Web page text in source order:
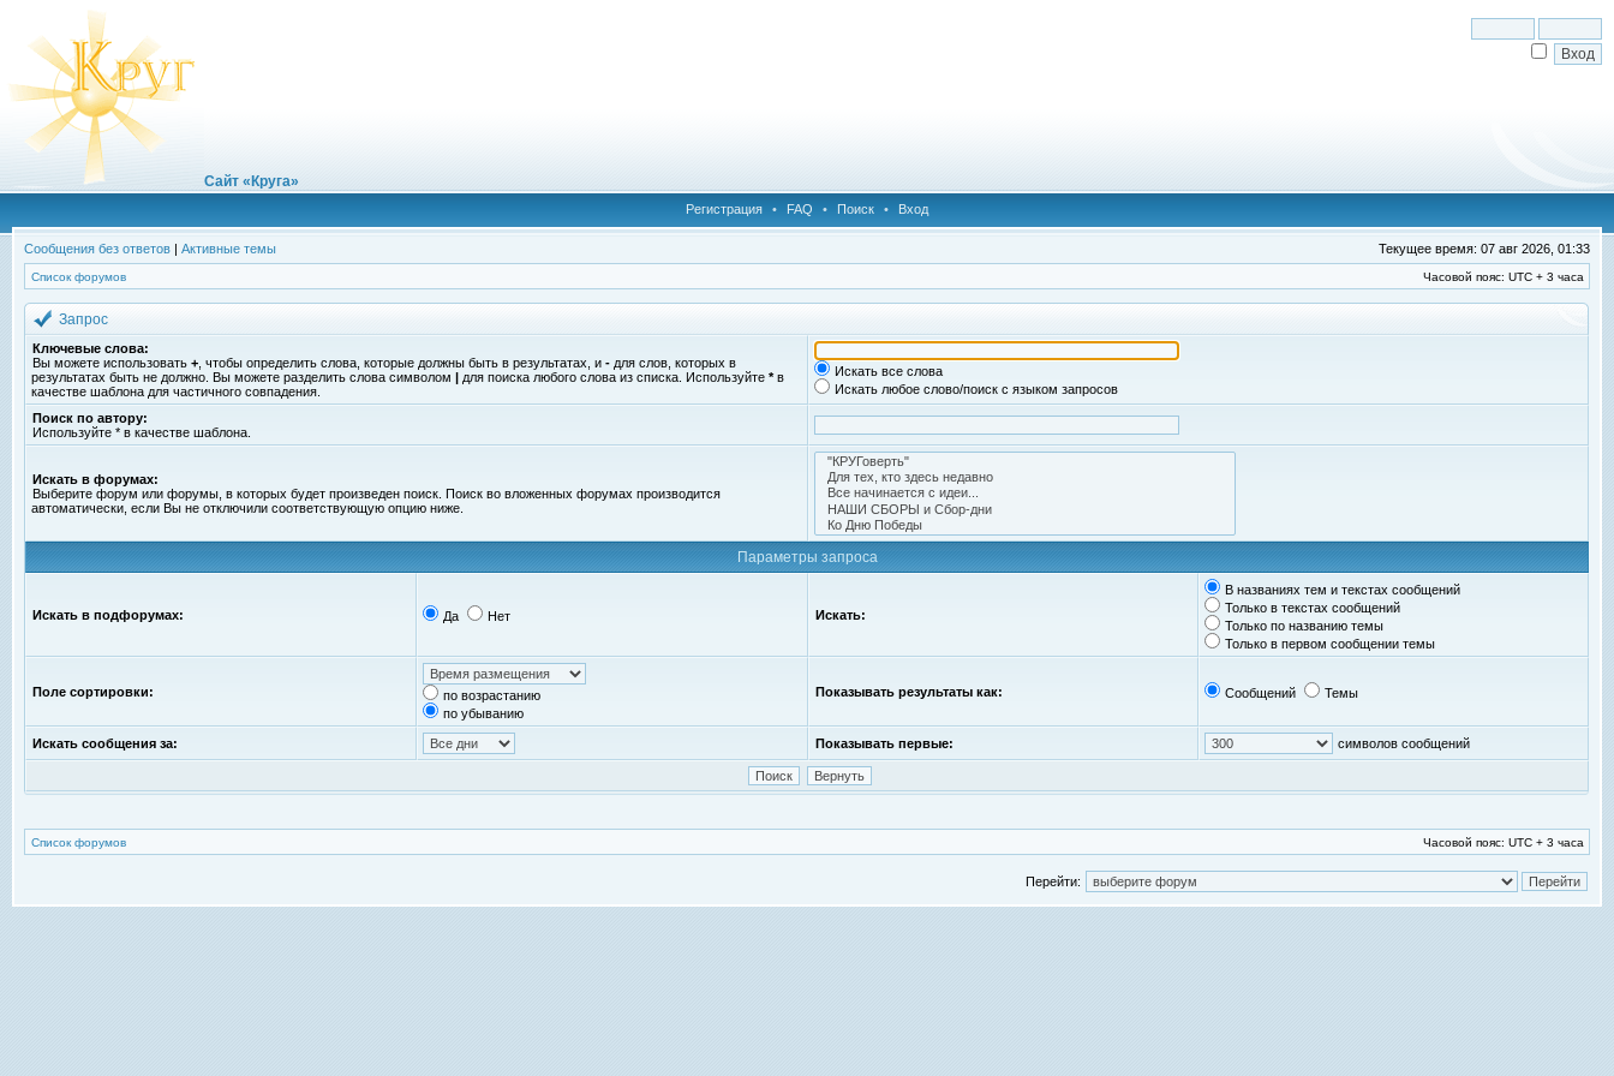
Сайт «Круга»
Регистрация • FAQ • Поиск • Вход
Сообщения без ответов | Активные темы Текущее время: 07 авг 2026, 01:33
Список форумов Часовой пояс: UTC + 3 часа
Запрос
Ключевые слова:
Вы можете использовать + , чтобы определить слова, которые должны быть в результатах, и - для слов, которых в
результатах быть не должно. Вы можете разделить слова символом | для поиска любого слова из списка. Используйте *в
качестве шаблона для частичного совпадения.
Искать все слова
Искать любое слово/поиск с языком запросов
Поиск по автору:
Используйте * в качестве шаблона.
Искать в форумах:
Выберите форум или форумы, в которых будет произведен поиск. Поиск во вложенных форумах производится
автоматически, если Вы не отключили соответствующую опцию ниже.
Параметры запроса
Искать в подфорумах: Да Нет Искать:
В названиях тем и текстах сообщений
Только в текстах сообщений
Только по названию темы
Только в первом сообщении темы
Поле сортировки:
по возрастанию
по убыванию
Показывать результаты как: Сообщений Темы
Искать сообщения за: Показывать первые: символов сообщений
Список форумов Часовой пояс: UTC + 3 часа
Перейти: